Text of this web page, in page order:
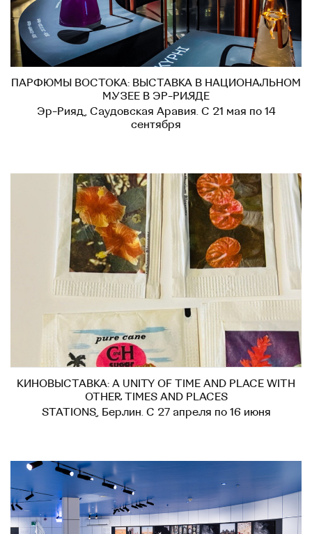
ПАРФЮМЫ ВОСТОКА: ВЫСТАВКА В НАЦИОНАЛЬНОМ
МУЗЕЕ В ЭР-РИЯДЕ
Эр-Рияд, Саудовская Аравия. С 21 мая по 14
сентября
КИНОВЫСТАВКА: A UNITY OF TIME AND PLACE WITH
OTHER TIMES AND PLACES
STATIONS, Берлин. С 27 апреля по 16 июня